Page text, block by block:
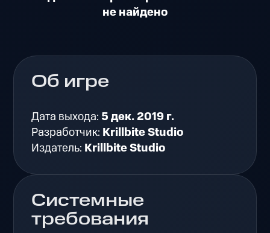
не найдено
Об игре
Дата выхода:5 дек. 2019 г.
Разработчик: Krillbite Studio
Издатель: Krillbite Studio
Системные
требования